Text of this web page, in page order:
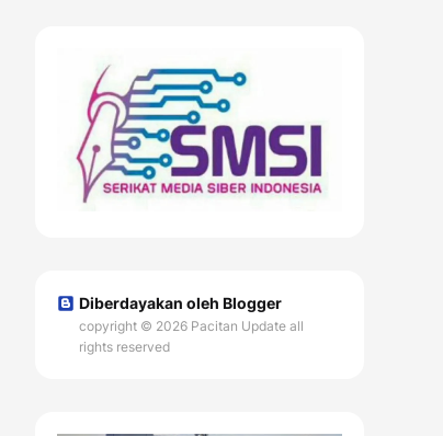
Diberdayakan oleh Blogger
copyright © 2026 Pacitan Update all
rights reserved